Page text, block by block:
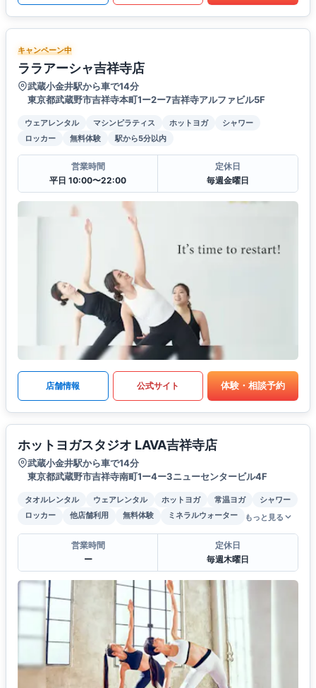
キャンペーン中
ララアーシャ吉祥寺店
武蔵小金井駅から車で14分
東京都武蔵野市吉祥寺本町1ー2ー7吉祥寺アルファビル5F
ウェアレンタル マシンピラティス ホットヨガ
シャワー
ロッカー
無料体験 駅から5分以内
営業時間
平日 10:00〜22:00
定休日
毎週金曜日
店舗情報 公式サイト 体験・相談予約
ホットヨガスタジオ LAVA吉祥寺店
武蔵小金井駅から車で14分
東京都武蔵野市吉祥寺南町1ー4ー3ニューセンタービル4F
タオルレンタル ウェアレンタル ホットヨガ 常温ヨガ
シャワー
ロッカー
他店舗利用 無料体験 ミネラルウォーター もっと見る
営業時間
ー
定休日
毎週木曜日